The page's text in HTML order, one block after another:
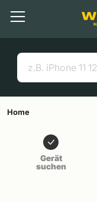
Menü
Suchen
Nützliche Links
Home
Gerät
suchen